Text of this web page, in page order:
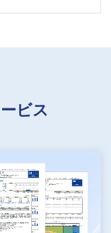
ビス